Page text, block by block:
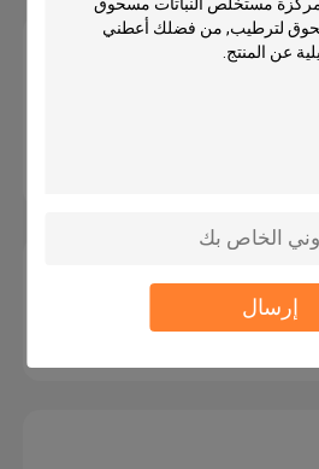
إرسال
High Quality
8 For Tobacco